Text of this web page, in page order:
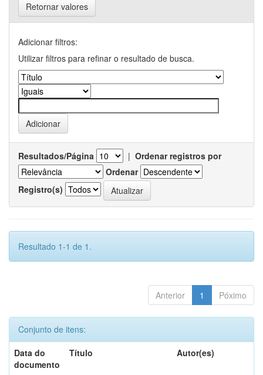
Retornar valores
Adicionar filtros:
Utilizar filtros para refinar o resultado de busca.
Resultados/Página | Ordenar registros por
Ordenar
Registro(s)
Resultado 1-1 de 1.
Anterior 1 Póximo
Conjunto de itens:
Data do
documento
Título Autor(es)